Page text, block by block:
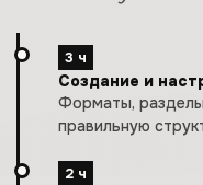
3 ч
Создание и
Форматы,
правильную
2 ч